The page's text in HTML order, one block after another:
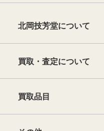
北岡技芳堂について
買取・査定について
買取品目